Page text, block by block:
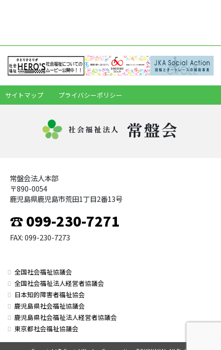
サイトマップ プライバシーポリシー
社会福祉法人 常盤会
常盤会法人本部
〒890-0054
鹿児島県鹿児島市荒田1丁目2番13号
☎ 099-230-7271
FAX: 099-230-7273
全国社会福祉協議会
全国社会福祉法人経営者協議会
日本知的障害者福祉協会
鹿児島県社会福祉協議会
鹿児島県社会福祉法人経営者協議会
東京都社会福祉協議会